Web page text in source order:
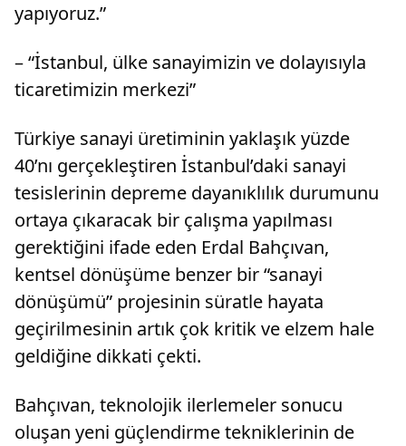
yapıyoruz.”
– “İstanbul, ülke sanayimizin ve dolayısıyla
ticaretimizin merkezi”
Türkiye sanayi üretiminin yaklaşık yüzde
40’nı gerçekleştiren İstanbul’daki sanayi
tesislerinin depreme dayanıklılık durumunu
ortaya çıkaracak bir çalışma yapılması
gerektiğini ifade eden Erdal Bahçıvan,
kentsel dönüşüme benzer bir “sanayi
dönüşümü” projesinin süratle hayata
geçirilmesinin artık çok kritik ve elzem hale
geldiğine dikkati çekti.
Bahçıvan, teknolojik ilerlemeler sonucu
oluşan yeni güçlendirme tekniklerinin de